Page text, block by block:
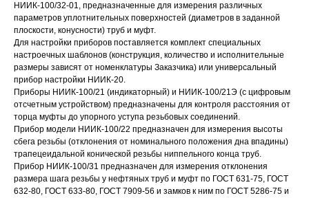
НИИК-100/32-01, предназначенные для измерения различных
параметров уплотнительных поверхностей (диаметров в заданной
плоскости, конусности) труб и муфт.
Для настройки приборов поставляется комплект специальных
настроечных шаблонов (конструкция, количество и исполнительные
размеры зависят от номенклатуры Заказчика) или универсальный
прибор настройки НИИК-20.
Приборы НИИК-100/21 (индикаторный) и НИИК-100/21Э (с цифровым
отсчетным устройством) предназначены для контроля расстояния от
торца муфты до упорного уступа резьбовых соединений.
Прибор модели НИИК-100/22 предназначен для измерения высоты
сбега резьбы (отклонения от номинального положения дна впадины)
трапецеидальной конической резьбы ниппельного конца труб.
Прибор НИИК-100/31 предназначен для измерения отклонения
размера шага резьбы у нефтяных труб и муфт по ГОСТ 631-75, ГОСТ
632-80, ГОСТ 633-80, ГОСТ 7909-56 и замков к ним по ГОСТ 5286-75 и